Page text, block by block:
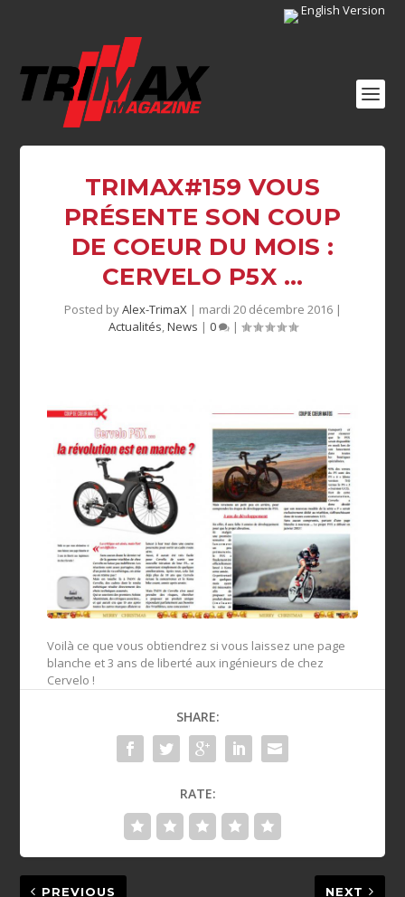
English Version
TRIMAX#159 VOUS
PRÉSENTE SON COUP
DE COEUR DU MOIS :
CERVELO P5X …
Posted byAlex-TrimaX| mardi 20 décembre 2016|
Actualités,News | 0 |
Voilà ce que vous obtiendrez si vous laissez une page
blanche et 3 ans de liberté aux ingénieurs de chez
Cervelo !
SHARE:
RATE:
PREVIOUS NEXT